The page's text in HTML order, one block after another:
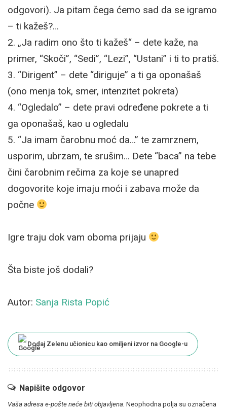
odgovori). Ja pitam čega ćemo sad da se igramo
– ti kažeš?…
2. „Ja radim ono što ti kažeš“ – dete kaže, na
primer, “Skoči”, “Sedi”, “Lezi”, “Ustani” i ti to pratiš.
3. “Dirigent” – dete “diriguje” a ti ga oponašaš
(ono menja tok, smer, intenzitet pokreta)
4. “Ogledalo” – dete pravi određene pokrete a ti
ga oponašaš, kao u ogledalu
5. “Ja imam čarobnu moć da…” te zamrznem,
usporim, ubrzam, te srušim… Dete “baca” na tebe
čini čarobnim rečima za koje se unapred
dogovorite koje imaju moći i zabava može da
počne
Igre traju dok vam oboma prijaju
Šta biste još dodali?
Autor: Sanja Rista Popić
Dodaj Zelenu učionicu kao omiljeni izvor na Google-u
Napišite odgovor
Vaša adresa e-pošte neće biti objavljena. Neophodna polja su označena